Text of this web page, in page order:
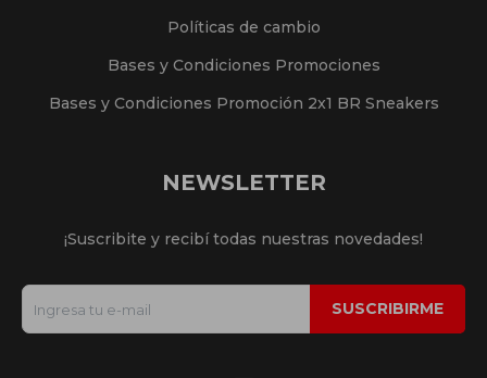
Políticas de cambio
Bases y Condiciones Promociones
Bases y Condiciones Promoción 2x1 BR Sneakers
NEWSLETTER
¡Suscribite y recibí todas nuestras novedades!
SUSCRIBIRME